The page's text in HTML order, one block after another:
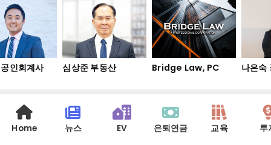
인회계사 심상준 부동산 Bridge Law, PC 나은숙
Home 뉴스 EV 은퇴연금 교육 투